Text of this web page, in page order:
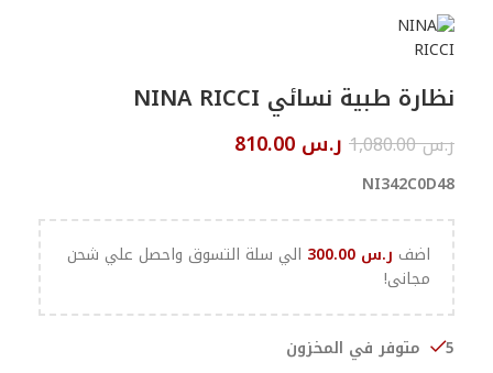
نظارة طبية نسائي NINA RICCI
ر.س1,080.00 ر.س
NI342C0D48
اضف ر.س
الي سلة التسوق واحصل علي شحن
مجانى!
5 متوفر في المخزون